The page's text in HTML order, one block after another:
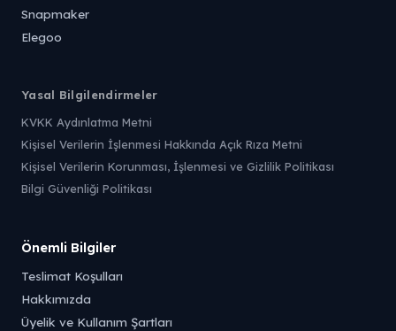
Snapmaker
Elegoo
Yasal Bilgilendirmeler
KVKK Aydınlatma Metni
Kişisel Verilerin İşlenmesi Hakkında Açık Rıza Metni
Kişisel Verilerin Korunması, İşlenmesi ve Gizlilik Politikası
Bilgi Güvenliği Politikası
Önemli Bilgiler
Teslimat Koşulları
Hakkımızda
Üyelik ve Kullanım Şartları